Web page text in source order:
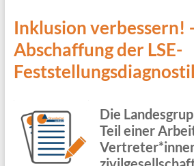
Inklusion verbessern!
Abschaffung der LSE-
Die
Teil einer